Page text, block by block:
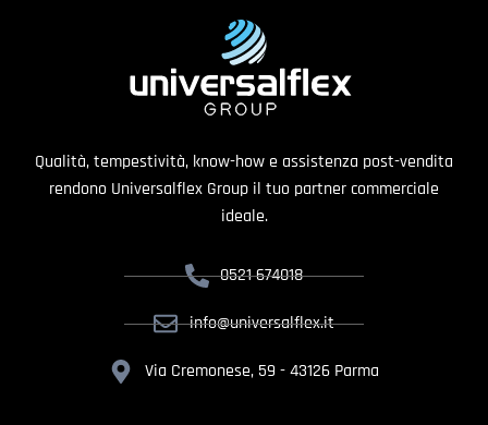
Qualità, tempestività, know-how e assistenza post-vendita
rendono Universalflex Group il tuo partner commerciale
ideale.
0521 674018
info@universalflex.it
Via Cremonese, 59 - 43126 Parma